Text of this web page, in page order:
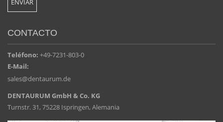
CONTACTO
Teléfono: +49-7231-803-0
E-Mail:
sales@dentaurum.de
DENTAURUM GmbH & Co. KG
Turnstr. 31, 75228 Ispringen, Alemania